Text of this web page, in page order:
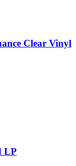
Clear Vinyl
LP